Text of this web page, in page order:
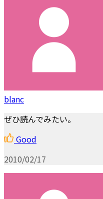
blanc
ぜひ読んでみたい。
Good
2010/02/17